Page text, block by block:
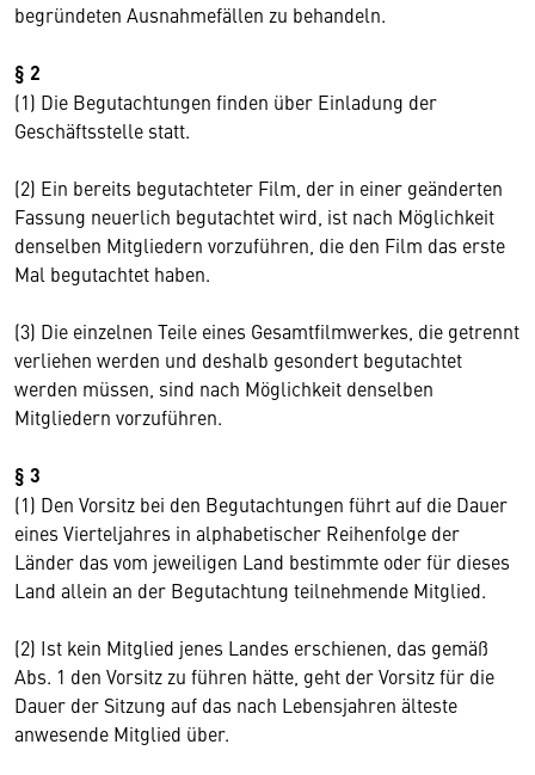
begründeten Ausnahmefällen zu behandeln.
§ 2
(1) Die Begutachtungen finden über Einladung der
Geschäftsstelle statt.
(2) Ein bereits begutachteter Film, der in einer geänderten
Fassung neuerlich begutachtet wird, ist nach Möglichkeit
denselben Mitgliedern vorzuführen, die den Film das erste
Mal begutachtet haben.
(3) Die einzelnen Teile eines Gesamtfilmwerkes, die getrennt
verliehen werden und deshalb gesondert begutachtet
werden müssen, sind nach Möglichkeit denselben
Mitgliedern vorzuführen.
§ 3
(1) Den Vorsitz bei den Begutachtungen führt auf die Dauer
eines Vierteljahres in alphabetischer Reihenfolge der
Länder das vom jeweiligen Land bestimmte oder für dieses
Land allein an der Begutachtung teilnehmende Mitglied.
(2) Ist kein Mitglied jenes Landes erschienen, das gemäß
Abs. 1 den Vorsitz zu führen hätte, geht der Vorsitz für die
Dauer der Sitzung auf das nach Lebensjahren älteste
anwesende Mitglied über.